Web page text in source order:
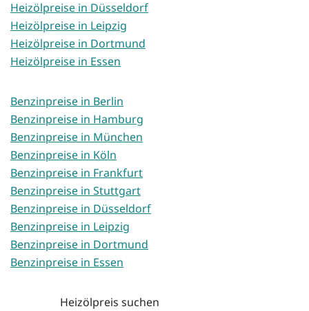
Heizölpreise in Düsseldorf
Heizölpreise in Leipzig
Heizölpreise in Dortmund
Heizölpreise in Essen
Benzinpreise in Berlin
Benzinpreise in Hamburg
Benzinpreise in München
Benzinpreise in Köln
Benzinpreise in Frankfurt
Benzinpreise in Stuttgart
Benzinpreise in Düsseldorf
Benzinpreise in Leipzig
Benzinpreise in Dortmund
Benzinpreise in Essen
Heizölpreis suchen